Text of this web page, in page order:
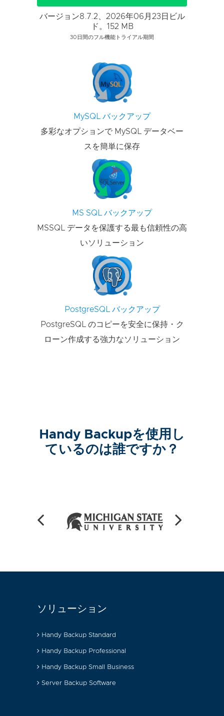
バージョン8.7.2、2026年06月23日ビル
ド。152 MB
30日間のフル機能トライアル期間
MySQL バックアップ
多彩なオプションで MySQL データベー
スを簡単に保存
MS SQL バックアップ
MSSQL データを保護する最も信頼性の高
いソリューション
PostgreSQL バックアップ
PostgreSQL のコピーを安全に保持・ク
ローン作成する強力なソリューション
Handy Backupを使用し
ているのは誰ですか？
ソリューション
Handy Backup Standard
Handy Backup Professional
Handy Backup Small Business
Server Backup Software